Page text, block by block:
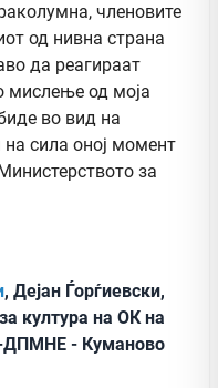
членовите
од нивна страна
да реагираат
мислење од моја
во вид на
на сила оној момент
за
, Дејан Ѓорѓиевски,
култура на ОК на
- Куманово